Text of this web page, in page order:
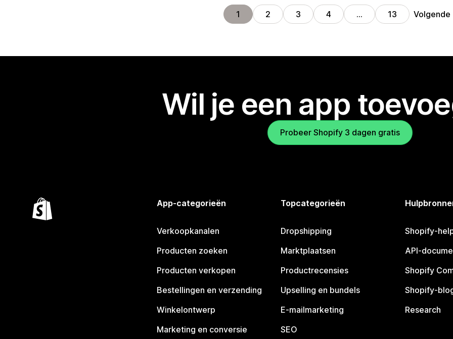
1 2 3 4 … 13 Volgende
Wil je een app
Probeer Shopify 3 dagen gratis
App-categorieën
Verkoopkanalen
Producten zoeken
Producten verkopen
Bestellingen en verzending
Winkelontwerp
Marketing en conversie
Topcategorieën
Dropshipping
Marktplaatsen
Productrecensies
Upselling en bundels
E-mailmarketing
SEO
Shopify-
API-
Shopify
Shopify-
Research